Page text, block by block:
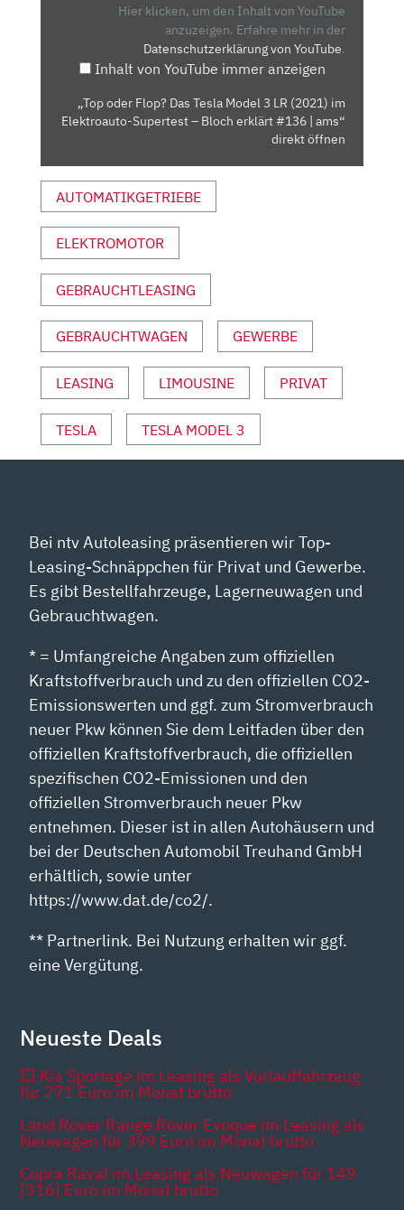
(2021)
–
BLOCH
ERKLÄRT
#136
AMS“
VON
YOUTUBE
ANZEIGEN
Hier klicken, um den Inhalt von YouTube
anzuzeigen. Erfahre mehr in der
Datenschutzerklärung von YouTube.
Inhalt von YouTube immer anzeigen
„Top oder Flop? Das Tesla Model 3 LR (2021) im
Elektroauto-Supertest – Bloch erklärt #136 | ams“
direkt öffnen
AUTOMATIKGETRIEBE
ELEKTROMOTOR
GEBRAUCHTLEASING
GEBRAUCHTWAGEN GEWERBE
LEASING LIMOUSINE PRIVAT
TESLA TESLA MODEL 3
Bei ntv Autoleasing präsentieren wir Top-
Leasing-Schnäppchen für Privat und Gewerbe.
Es gibt Bestellfahrzeuge, Lagerneuwagen und
Gebrauchtwagen.
* = Umfangreiche Angaben zum offiziellen
Kraftstoffverbrauch und zu den offiziellen CO2-
Emissionswerten und ggf. zum Stromverbrauch
neuer Pkw können Sie dem Leitfaden über den
offiziellen Kraftstoffverbrauch, die offiziellen
spezifischen CO2-Emissionen und den
offiziellen Stromverbrauch neuer Pkw
entnehmen. Dieser ist in allen Autohäusern und
bei der Deutschen Automobil Treuhand GmbH
erhältlich, sowie unter
https://www.dat.de/co2/.
** Partnerlink. Bei Nutzung erhalten wir ggf.
eine Vergütung.
Neueste Deals
💥 Kia Sportage im Leasing als Vorlauffahrzeug
für 271 Euro im Monat brutto
Land Rover Range Rover Evoque im Leasing als
Neuwagen für 399 Euro im Monat brutto
Cupra Raval im Leasing als Neuwagen für 149
[316] Euro im Monat brutto